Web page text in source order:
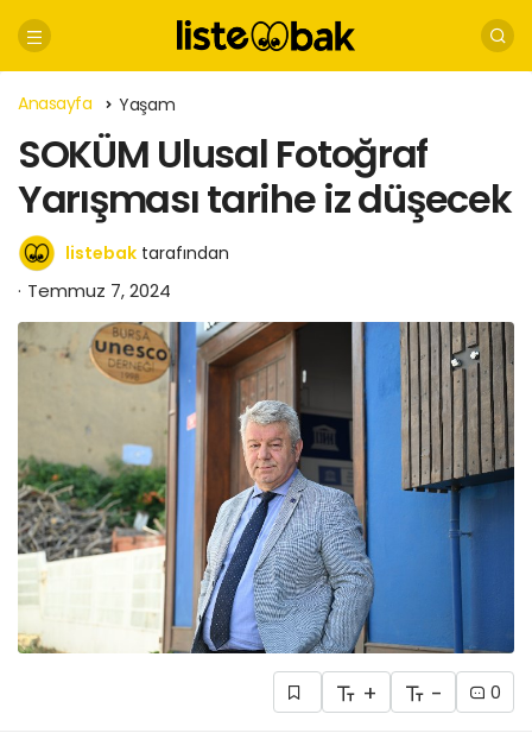
Anasayfa Yaşam
SOKÜM Ulusal Fotoğraf
Yarışması tarihe iz düşecek
listebak tarafından
Temmuz 7, 2024
+ - 0